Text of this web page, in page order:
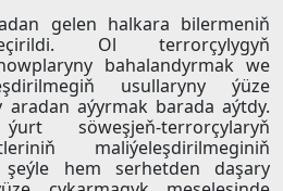
gelen halkara bilermeniň
Ol terrorçylygyň
bahalandyrmak we
usullaryny ýüze
aýyrmak barada aýtdy.
söweşjeň-terrorçylaryň
maliýeleşdirilmeginiň
şeýle hem serhetden daşary